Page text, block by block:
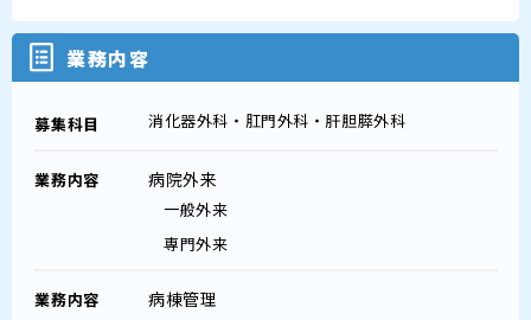
業務内容
募集科目 消化器外科・肛門外科・肝胆膵外科
業務内容 病院外来
一般外来
専門外来
業務内容 病棟管理